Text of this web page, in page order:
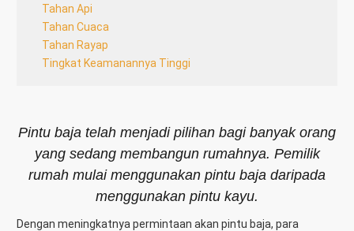
Tahan Api
Tahan Cuaca
Tahan Rayap
Tingkat Keamanannya Tinggi
Pintu baja telah menjadi pilihan bagi banyak orang
yang sedang membangun rumahnya. Pemilik
rumah mulai menggunakan pintu baja daripada
menggunakan pintu kayu.
Dengan meningkatnya permintaan akan pintu baja, para